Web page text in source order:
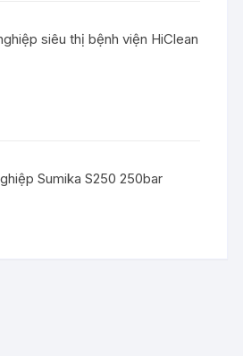
siêu thị bệnh viện HiClean
Sumika S250 250bar